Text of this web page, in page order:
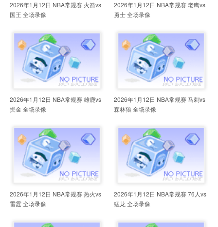
2026年1月12日 NBA常规赛 火箭vs
国王 全场录像
2026年1月12日 NBA常规赛 老鹰vs
勇士 全场录像
2026年1月12日 NBA常规赛 雄鹿vs
掘金 全场录像
2026年1月12日 NBA常规赛 马刺vs
森林狼 全场录像
2026年1月12日 NBA常规赛 热火vs
雷霆 全场录像
2026年1月12日 NBA常规赛 76人vs
猛龙 全场录像